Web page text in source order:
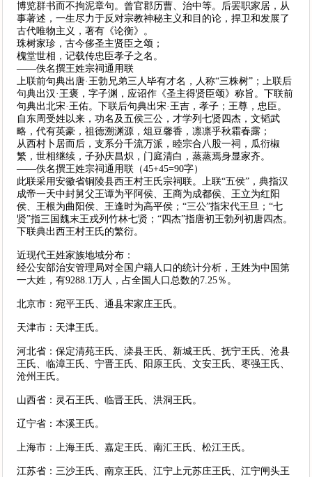
博览群书而不拘泥章句。曾官郡历曹、治中等。后罢职家居，从
事著述，一生尽力于反对宗教神秘主义和目的论，捍卫和发展了
古代唯物主义，著有《论衡》。
珠树家珍，古今侈圣主贤臣之颂；
槐堂世相，记载传忠臣孝子之名。
——佚名撰王姓宗祠通用联
上联前句典出唐·王勃兄弟三人毕有才名，人称“三株树”；上联后
句典出汉·王褒，字子渊，应诏作《圣主得贤臣颂》称旨。下联前
句典出北宋·王佑。下联后句典出宋·王吉，孝子；王尊，忠臣。
自东周受姓以来，功名及五侯三公，才学列七贤四杰，文韬武
略，代有英豪，祖德溯渊源，俎豆馨香，凛凛乎秋霜春露；
从西村卜居而后，支系分千流万派，睦宗合八股一祠，瓜衍椒
繁，世相继续，子孙庆昌炽，门庭清白，蒸蒸焉身显家齐。
——佚名撰王姓宗祠通用联（45+45=90字）
此联采用安徽省铜陵县西王村王氏宗祠联。上联“五侯”，典指汉
成帝一天中封舅父王谭为平阿侯、王商为成都侯、王立为红阳
侯、王根为曲阳侯、王逢时为高平侯；“三公”指宋代王旦；“七
贤”指三国魏末王戎列竹林七贤；“四杰”指唐初王勃列初唐四杰。
下联典出西王村王氏的繁衍。
近现代王姓家族地域分布：
经公安部治安管理局对全国户籍人口的统计分析，王姓为中国第
一大姓，有9288.1万人，占全国人口总数的7.25％。
北京市：宛平王氏、通县宋家庄王氏。
天津市：天津王氏。
河北省：保定清苑王氏、滦县王氏、新城王氏、抚宁王氏、沧县
王氏、临漳王氏、宁晋王氏、阳原王氏、文安王氏、枣强王氏、
沧州王氏。
山西省：灵石王氏、临晋王氏、洪洞王氏。
辽宁省：本溪王氏。
上海市：上海王氏、嘉定王氏、南汇王氏、松江王氏。
江苏省：三沙王氏、南京王氏、江宁上元苏庄王氏、江宁闸头王